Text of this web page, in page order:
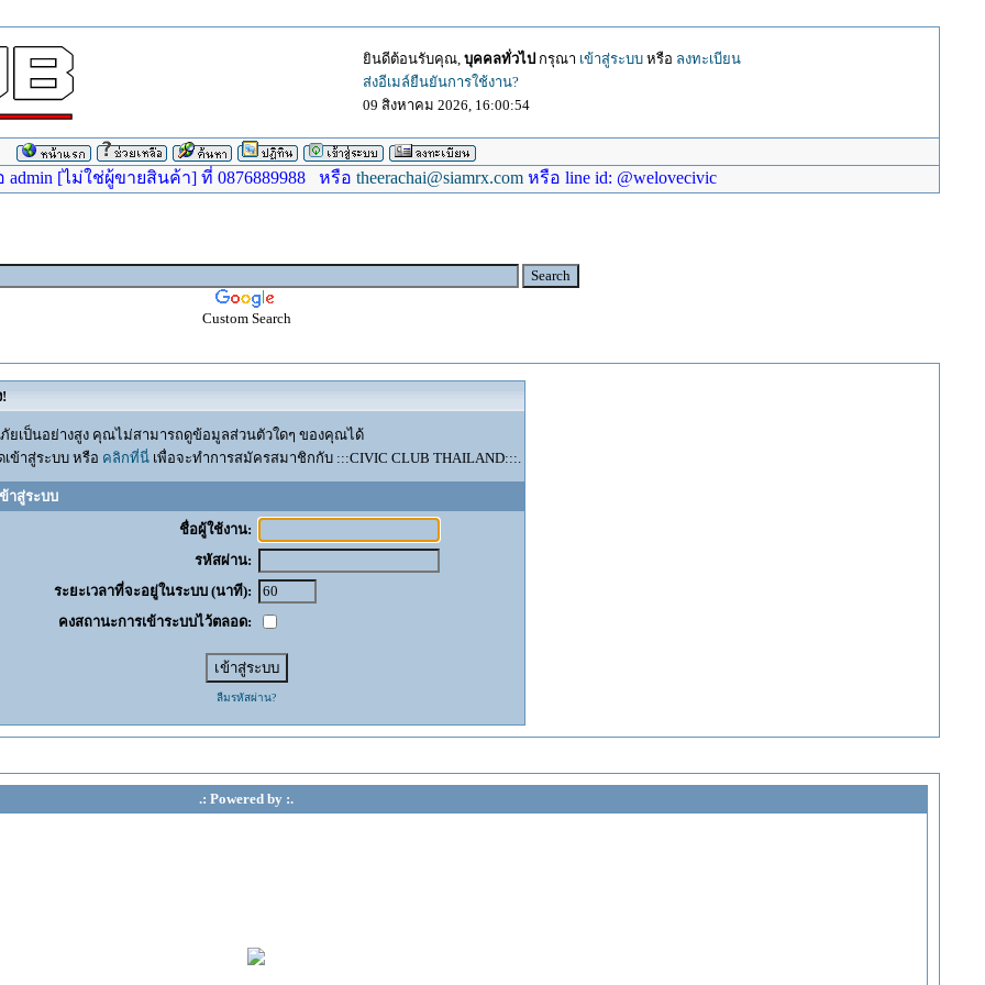
ยินดีต้อนรับคุณ, บุคคลทั่วไป กรุณา เข้าสู่ระบบหรือ ลงทะเบียน
ส่งอีเมล์ยืนยันการใช้งาน?
09 สิงหาคม 2026, 16:00:54
[ไม่ใช่ผู้ขายสินค้า] ที่ 0876889988 หรือtheerachai@siamrx.com หรือ line id: @welovecivic
Custom Search
ยเป็นอย่างสูง คุณไม่สามารถดูข้อมูลส่วนตัวใดๆ ของคุณได้
เข้าสู่ระบบ หรือ คลิกที่นี่เพื่อจะทำการสมัครสมาชิกกับ :::CIVIC CLUB THAILAND:::.
าสู่ระบบ
ชื่อผู้ใช้งาน:
รหัสผ่าน:
ระยะเวลาที่จะอยู่ในระบบ (นาที):
คงสถานะการเข้าระบบไว้ตลอด:
ลืมรหัสผ่าน?
.: Powered by :.